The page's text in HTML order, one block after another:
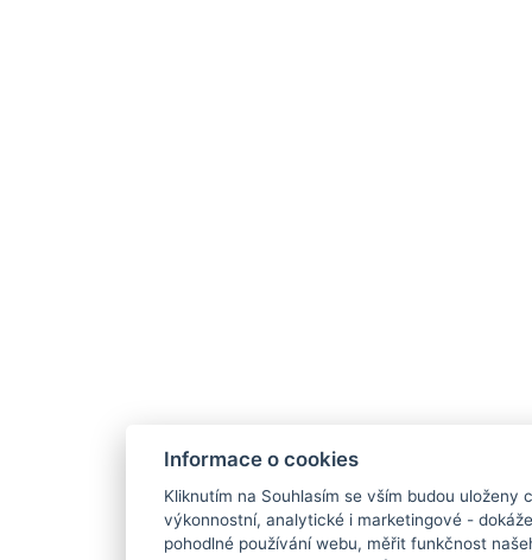
Informace o cookies
Kliknutím na Souhlasím se vším budou uloženy
výkonnostní, analytické i marketingové -
pohodlné používání webu, měřit funkčnost